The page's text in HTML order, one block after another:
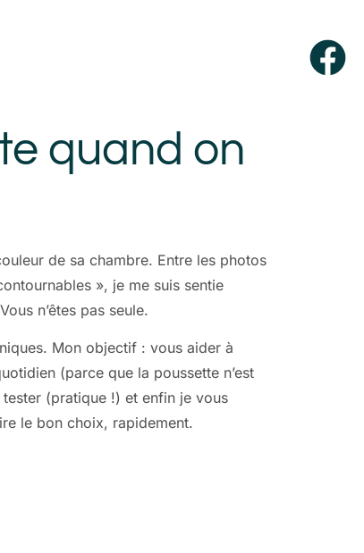
quand on
de sa chambre. Entre les photos
», je me suis sentie
n’êtes pas seule.
Mon objectif : vous aider à
(parce que la poussette n’est
(pratique !) et enfin je vous
le bon choix, rapidement.